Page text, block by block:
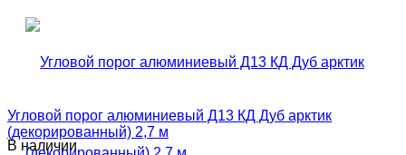
Угловой порог алюминиевый Д13 КД Дуб арктик
(декорированный) 2,7 м
В наличии